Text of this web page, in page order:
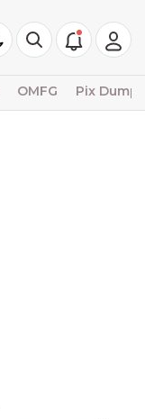
OMFG Pix Dump